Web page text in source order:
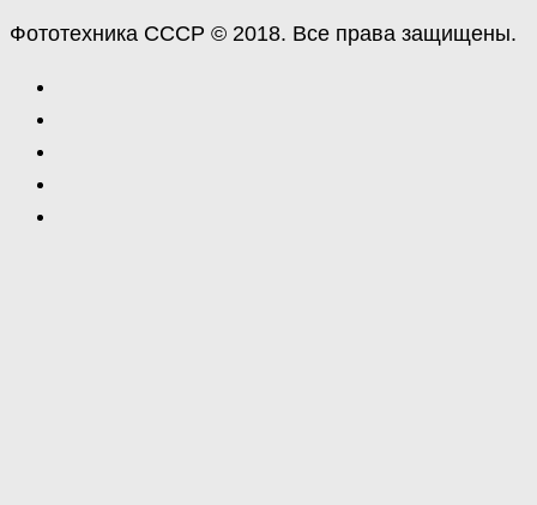
Фототехника СССР © 2018. Все права защищены.